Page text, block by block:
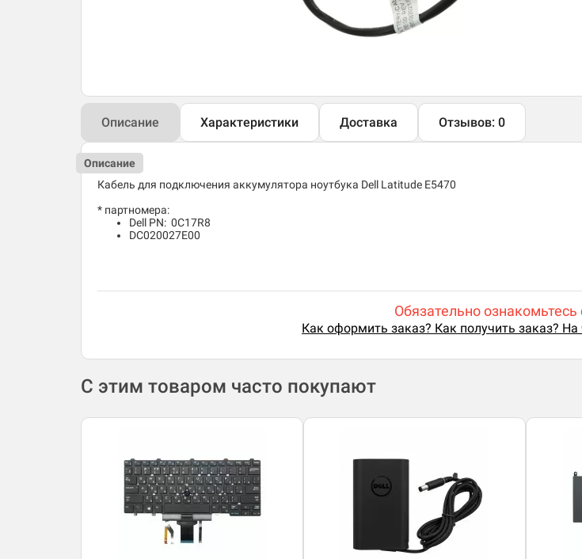
Описание Характеристики Доставка Отзывов: 0
Описание
Кабель для подключения аккумулятора ноутбука Dell Latitude E5470
* партномера:
Dell PN: 0C17R8
DC020027E00
Обязательно
Как оформить заказ? Как получить заказ?
С этим товаром часто покупают